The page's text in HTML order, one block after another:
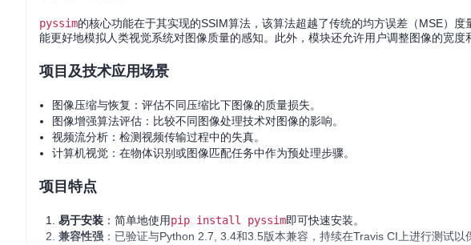
pyssim的核心功能在于其实现的SSIM算法，该算法超越了传统的均方误差（MSE）
能更好地模拟人类视觉系统对图像质量的感知。此外，模块还允许用户调整图像的宽度
项目及技术应用场景
图像压缩与恢复：评估不同压缩比下图像的质量损失。
图像增强算法评估：比较不同图像处理技术对图像的影响。
视频流分析：检测视频传输过程中的失真。
计算机视觉：在物体识别或图像匹配任务中作为预处理步骤。
项目特点
易于安装 ：简单地使用pip install pyssim即可快速安装。
兼容性强 ：已验证与Python 2.7, 3.4和3.5版本兼容，持续在Travis CI上进行测试以